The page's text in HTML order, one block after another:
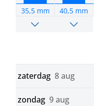
35,5 mm 40,5 mm
zaterdag 8 aug
zondag 9 aug